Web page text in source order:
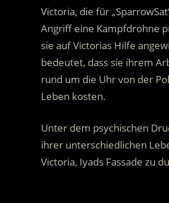
Victoria, die für
Angriff eine Kampfdrohne
sie auf Victorias Hilfe
bedeutet, dass sie ihrem
rund um die Uhr von der
Leben kosten.
Unter dem psychischen
ihrer unterschiedlichen
Victoria, Iyads Fassade zu